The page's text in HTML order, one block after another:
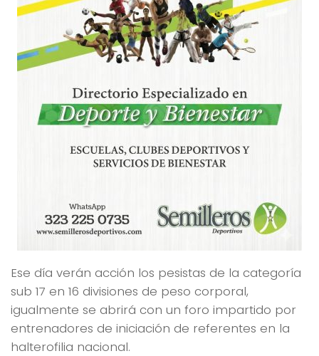
Ese día verán acción los pesistas de la categoría
sub 17 en 16 divisiones de peso corporal,
igualmente se abrirá con un foro impartido por
entrenadores de iniciación de referentes en la
halterofilia nacional.